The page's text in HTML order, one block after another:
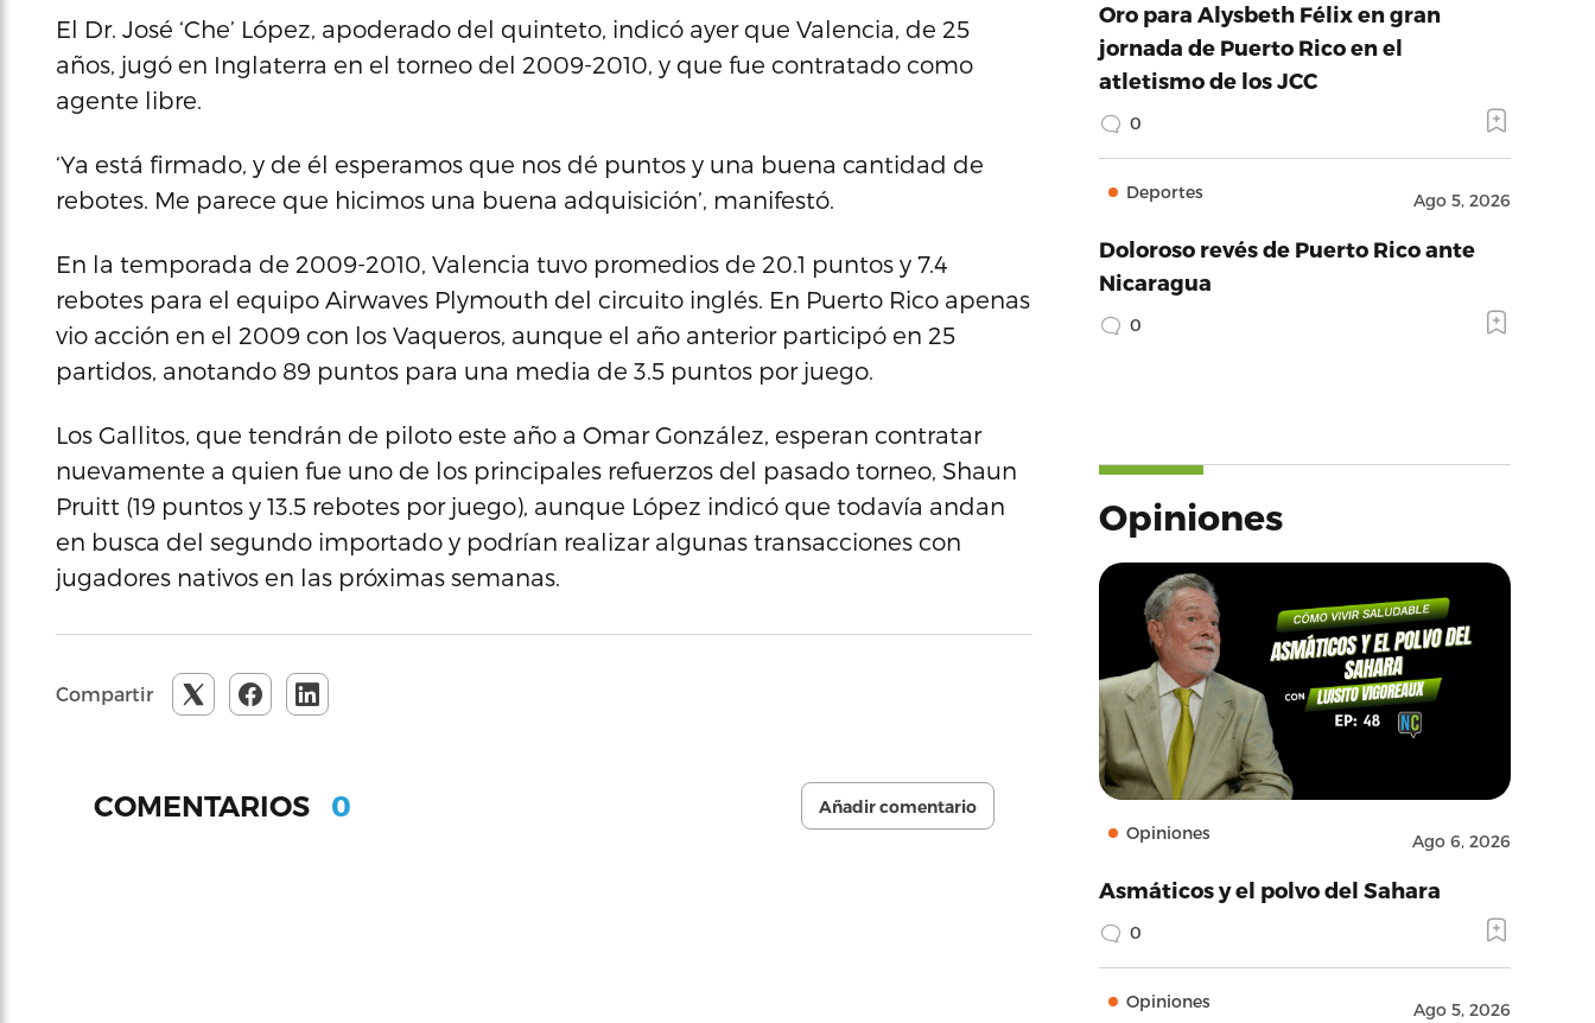
El Dr. José ‘Che’ López, apoderado del quinteto, indicó ayer que Valencia, de 25
años, jugó en Inglaterra en el torneo del 2009-2010, y que fue contratado como
agente libre.
‘Ya está firmado, y de él esperamos que nos dé puntos y una buena cantidad de
rebotes. Me parece que hicimos una buena adquisición’, manifestó.
En la temporada de 2009-2010, Valencia tuvo promedios de 20.1 puntos y 7.4
rebotes para el equipo Airwaves Plymouth del circuito inglés. En Puerto Rico apenas
vio acción en el 2009 con los Vaqueros, aunque el año anterior participó en 25
partidos, anotando 89 puntos para una media de 3.5 puntos por juego.
Los Gallitos, que tendrán de piloto este año a Omar González, esperan contratar
nuevamente a quien fue uno de los principales refuerzos del pasado torneo, Shaun
Pruitt (19 puntos y 13.5 rebotes por juego), aunque López indicó que todavía andan
en busca del segundo importado y podrían realizar algunas transacciones con
jugadores nativos en las próximas semanas.
Compartir
COMENTARIOS 0 Añadir comentario
Oro para Alysbeth Félix en gran
jornada de Puerto Rico en el
atletismo de los JCC
0
Deportes Ago 5, 2026
Doloroso revés de Puerto Rico ante
Nicaragua
0
Opiniones
Opiniones Ago 6, 2026
Asmáticos y el polvo del Sahara
0
Opiniones Ago 5, 2026